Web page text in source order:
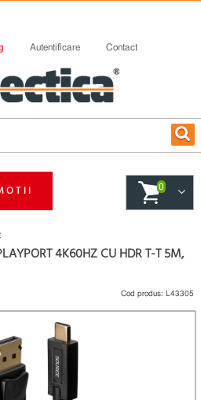
Autentificare Contact
0
4K60HZ CU HDR T-T 5M,
Cod produs: L43305